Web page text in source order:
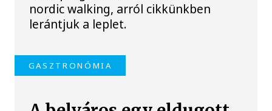
nordic walking, arról cikkünkben
lerántjuk a leplet.
GASZTRONÓMIA